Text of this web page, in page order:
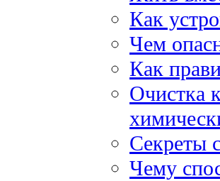
Как
Чем
Как
Очистка
Секреты
Чему